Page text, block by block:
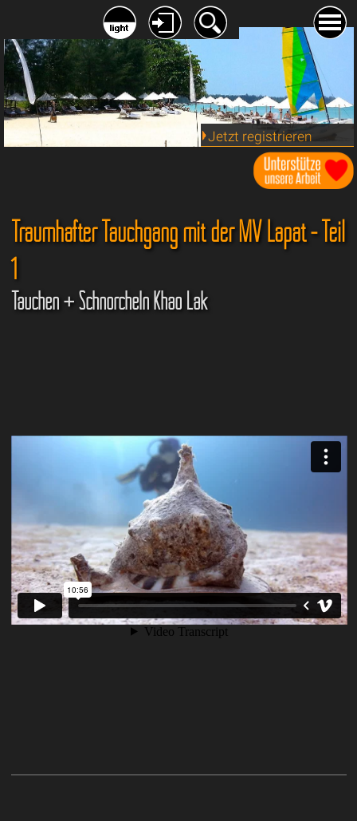
Jetzt registrieren
Traumhafter Tauchgang mit der MV Lapat - Teil
1
Tauchen + Schnorcheln Khao Lak